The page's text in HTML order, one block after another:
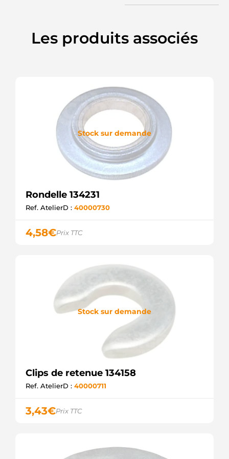
Les produits associés
Stock sur demande
Rondelle 134231
Ref. AtelierD : 40000730
4,58€Prix TTC
Stock sur demande
Clips de retenue 134158
Ref. AtelierD : 40000711
3,43€Prix TTC